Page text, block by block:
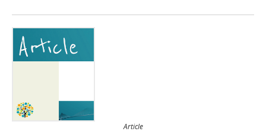
Article